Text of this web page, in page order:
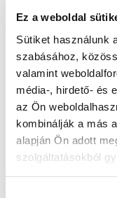
Ez a weboldal
Sütiket használunk
szabásához,
valamint
média-, hirdető- és
az Ön
kombinálják a más
alapján Ön adott
szolgáltatásokból
Kiválasztott